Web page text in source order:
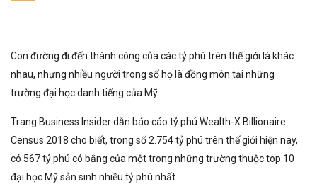
Con đường đi đến thành công của các tỷ phú trên thế giới là khác
nhau, nhưng nhiều người trong số họ là đồng môn tại những
trường đại học danh tiếng của Mỹ.
Trang Business Insider dẫn báo cáo tỷ phú Wealth-X Billionaire
Census 2018 cho biết, trong số 2.754 tỷ phú trên thế giới hiện nay,
có 567 tỷ phú có bằng của một trong những trường thuộc top 10
đại học Mỹ sản sinh nhiều tỷ phú nhất.